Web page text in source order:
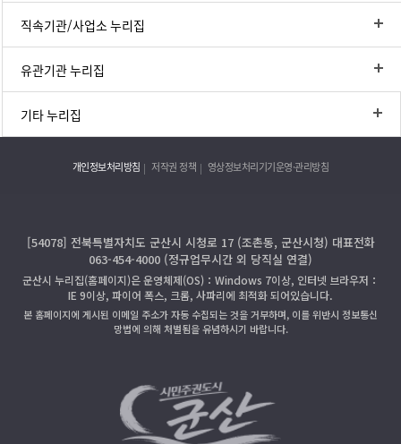
직속기관/사업소 누리집
유관기관 누리집
기타 누리집
개인정보처리방침 저작권 정책 영상정보처리기기운영·관리방침
[54078] 전북특별자치도 군산시 시청로 17 (조촌동, 군산시청) 대표전화
063-454-4000 (정규업무시간 외 당직실 연결)
군산시 누리집(홈페이지)은 운영체제(OS)：Windows 7이상, 인터넷 브라우저：
IE 9이상, 파이어 폭스, 크롬, 사파리에 최적화 되어있습니다.
본 홈페이지에 게시된 이메일 주소가 자동 수집되는 것을 거부하며, 이를 위반시 정보통신
망법에 의해 처벌됨을 유념하시기 바랍니다.